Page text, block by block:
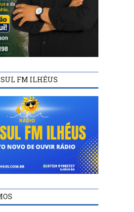
SUL FM ILHÉUS